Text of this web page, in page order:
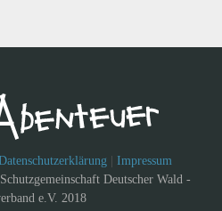
Impressum
Deutscher Wald -
e.V. 2018